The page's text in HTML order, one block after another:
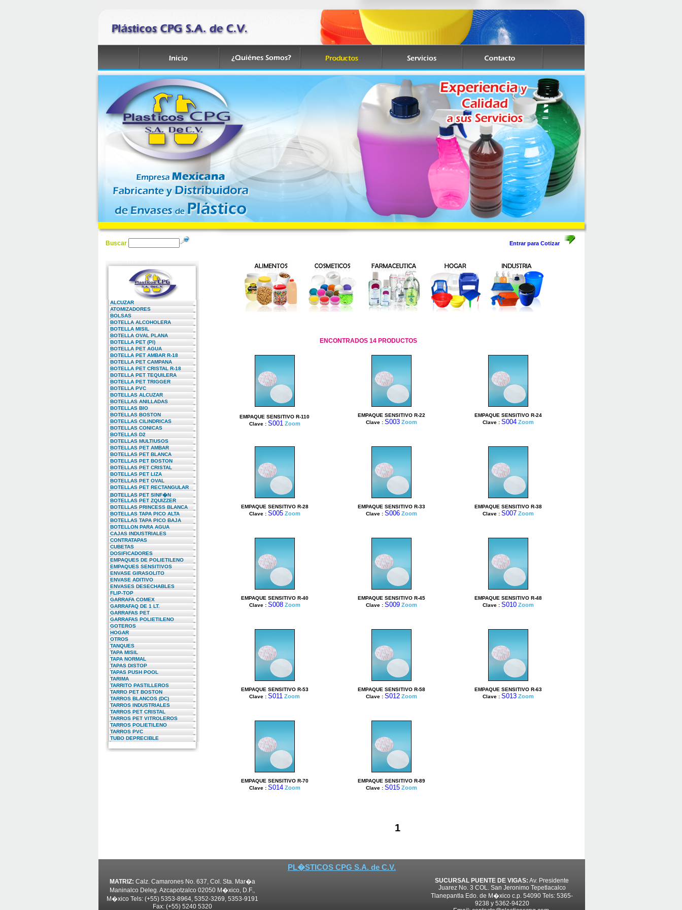
Buscar Entrar para Cotizar
ALCUZAR
ATOMIZADORES
BOLSAS
BOTELLA ALCOHOLERA
BOTELLA MISIL
BOTELLA OVAL PLANA
BOTELLA PET (PI)
BOTELLA PET AGUA
BOTELLA PET AMBAR R-18
BOTELLA PET CAMPANA
BOTELLA PET CRISTAL R-18
BOTELLA PET TEQUILERA
BOTELLA PET TRIGGER
BOTELLA PVC
BOTELLAS ALCUZAR
BOTELLAS ANILLADAS
BOTELLAS BIO
BOTELLAS BOSTON
BOTELLAS CILINDRICAS
BOTELLAS CONICAS
BOTELLAS D2
BOTELLAS MULTIUSOS
BOTELLAS PET AMBAR
BOTELLAS PET BLANCA
BOTELLAS PET BOSTON
BOTELLAS PET CRISTAL
BOTELLAS PET LIZA
BOTELLAS PET OVAL
BOTELLAS PET RECTANGULAR
BOTELLAS PET SINF�N
BOTELLAS PET ZQUIZZER
BOTELLAS PRINCESS BLANCA
BOTELLAS TAPA PICO ALTA
BOTELLAS TAPA PICO BAJA
BOTELLON PARA AGUA
CAJAS INDUSTRIALES
CONTRATAPAS
CUBETAS
DOSIFICADORES
EMPAQUES DE POLIETILENO
EMPAQUES SENSITIVOS
ENVASE GIRASOLITO
ENVASE ADITIVO
ENVASES DESECHABLES
FLIP-TOP
GARRAFA COMEX
GARRAFAQ DE 1 LT.
GARRAFAS PET
GARRAFAS POLIETILENO
GOTEROS
HOGAR
OTROS
TANQUES
TAPA MISIL
TAPA NORMAL
TAPAS DISTOP
TAPAS PUSH POOL
TARIMA
TARRITO PASTILLEROS
TARRO PET BOSTON
TARROS BLANCOS (DC)
TARROS INDUSTRIALES
TARROS PET CRISTAL
TARROS PET VITROLEROS
TARROS POLIETILENO
TARROS PVC
TUBO DEPRECIBLE
ENCONTRADOS 14 PRODUCTOS
EMPAQUE SENSITIVO R-110
Clave : S001 Zoom
EMPAQUE SENSITIVO R-22
Clave : S003 Zoom
EMPAQUE SENSITIVO R-24
Clave : S004 Zoom
EMPAQUE SENSITIVO R-28
Clave : S005 Zoom
EMPAQUE SENSITIVO R-33
Clave : S006 Zoom
EMPAQUE SENSITIVO R-38
Clave : S007 Zoom
EMPAQUE SENSITIVO R-40
Clave : S008 Zoom
EMPAQUE SENSITIVO R-45
Clave : S009 Zoom
EMPAQUE SENSITIVO R-48
Clave : S010 Zoom
EMPAQUE SENSITIVO R-53
Clave : S011 Zoom
EMPAQUE SENSITIVO R-58
Clave : S012 Zoom
EMPAQUE SENSITIVO R-63
Clave : S013 Zoom
EMPAQUE SENSITIVO R-70
Clave : S014 Zoom
EMPAQUE SENSITIVO R-89
Clave : S015 Zoom
1
PL�STICOS CPG S.A. de C.V.
MATRIZ: Calz. Camarones No. 637, Col. Sta. Mar�a
Maninalco Deleg. Azcapotzalco 02050 M�xico, D.F.,
M�xico Tels: (+55) 5353-8964, 5352-3269, 5353-9191
Fax: (+55) 5240 5320
SUCURSAL PUENTE DE VIGAS: Av. Presidente
Juarez No. 3 COL. San Jeronimo Tepetlacalco
Tlanepantla Edo. de M�xico c.p. 54090 Tels: 5365-
9238 y 5362-94220